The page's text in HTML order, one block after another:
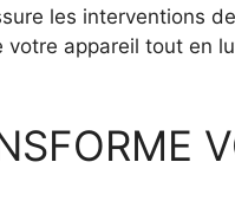
les interventions
appareil tout en